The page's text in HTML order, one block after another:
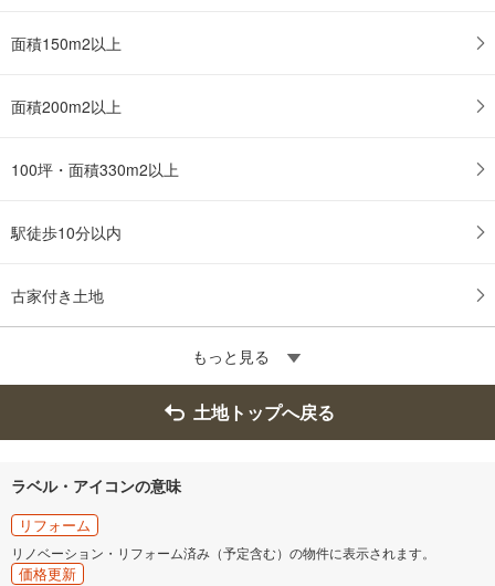
面積150m2以上
面積200m2以上
100坪・面積330m2以上
駅徒歩10分以内
古家付き土地
もっと見る
土地トップへ戻る
ラベル・アイコンの意味
リフォーム
リノベーション・リフォーム済み（予定含む）の物件に表示されます。
価格更新